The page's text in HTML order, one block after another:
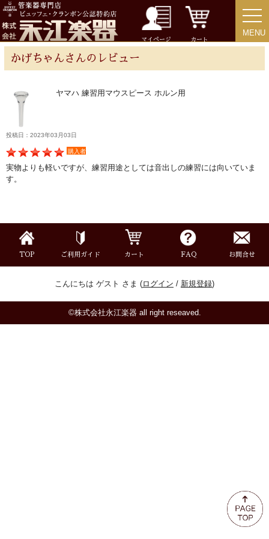
マイページ カート
MENU
MENU
かげちゃんさんのレビュー
ヤマハ 練習用マウスピース ホルン用
投稿日：2023年03月03日
購入者
実物よりも軽いですが、練習用途としては音出しの練習には向いていま
す。
TOP ご利用ガイド カート FAQ お問合せ
こんにちは ゲスト さま (ログイン / 新規登録)
©株式会社永江楽器 all right reseaved.
チューバ
リード＆リードケース
マウスピース＆ポーチ
ストラップ
楽器ケース＆ケースカバー